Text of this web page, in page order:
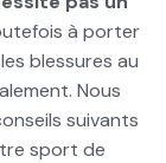
à porter
blessures au
Nous
suivants
sport de